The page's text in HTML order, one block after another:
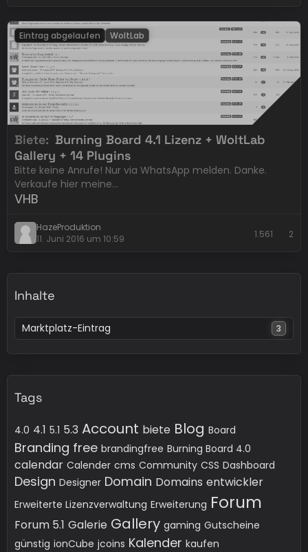
Eintrag abgelaufen WoltLab
Biete
Burning Board 4.1 Lizenz + WoltLab
Gallery + 14 Plugins
Bitte keine Anrufe! Nur via WhatsApp melden. Danke.
Verkaufe hier meine…
VHB
HazeProduktion
11. Juni 2016 um 10:59
1.561 2
Inhalte
Marktplatz-Eintrag 3
Tags
4.0 4.1 5.1 5.3 Account biete Blog Board
Branding free brandingfree Burning Board 4.0
calendar Calender cms Community CSS Dashboard
Design Designer Domain Domains entwickler
Erweiterte Lizenzverwaltung Erweiterung Forum
Forum 5.1 Galerie Gallery gaming Gutscheine
günstig ionCube jcoins Kalender kaufen